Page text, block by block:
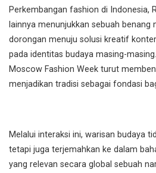
Perkembangan fashion di Indonesia,
lainnya menunjukkan sebuah benang
dorongan menuju solusi kreatif
pada identitas budaya masing-
Moscow Fashion Week turut
menjadikan tradisi sebagai fondasi
Melalui interaksi ini, warisan budaya
tetapi juga terjemahkan ke dalam
yang relevan secara global sebuah